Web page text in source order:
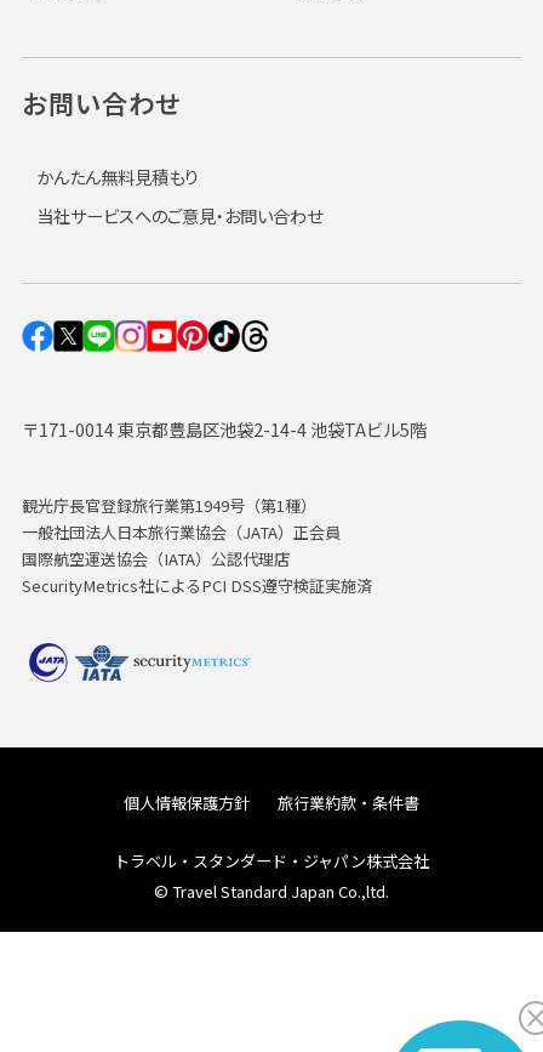
〒171-0014 東京都豊島区池袋2-14-4 池袋TAビル5階
観光庁長官登録旅行業第1949号（第1種）
一般社団法人日本旅行業協会（JATA）正会員
国際航空運送協会（IATA）公認代理店
SecurityMetrics社によるPCI DSS遵守検証実施済
お問い合わせ
かんたん無料見積もり
当社サービスへのご意見・お問い合わせ
個人情報保護方針 旅行業約款・条件書
トラベル・スタンダード・ジャパン株式会社
© Travel Standard Japan Co.,ltd.